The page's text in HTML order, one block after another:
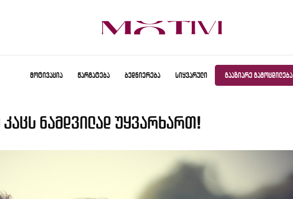
ᲛᲝᲢᲘᲕᲐᲪᲘᲐ ᲬᲐᲠᲛᲐᲢᲔᲑᲐ ᲑᲔᲓᲜᲘᲔᲠᲔᲑᲐ ᲡᲘᲧᲕᲐᲠᲣᲚᲘ ᲒᲐᲐᲖᲘᲐᲠᲔ ᲒᲐᲛᲝᲪᲓᲘᲚᲔᲑᲐ
ნამდვილად უყვარხართ!